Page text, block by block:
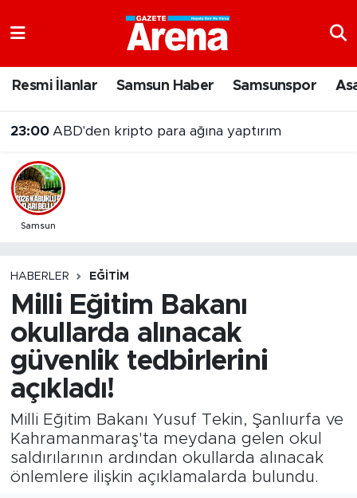
Resmi İlanlar Samsun Haber Samsunspor
23:00 ABD'den kripto para ağına yaptırım
Samsun
HABERLER EĞITIM
Milli Eğitim Bakanı
okullarda alınacak
güvenlik tedbirlerini
açıkladı!
Milli Eğitim Bakanı Yusuf Tekin, Şanlıurfa ve
Kahramanmaraş'ta meydana gelen okul
saldırılarının ardından okullarda alınacak
önlemlere ilişkin açıklamalarda bulundu.
Samsun Namaz Vakitleri
Trafik Durumu
Süper Lig Puan Durumu ve Fikstür
Son Dakika Haberleri
Haber Arşivi